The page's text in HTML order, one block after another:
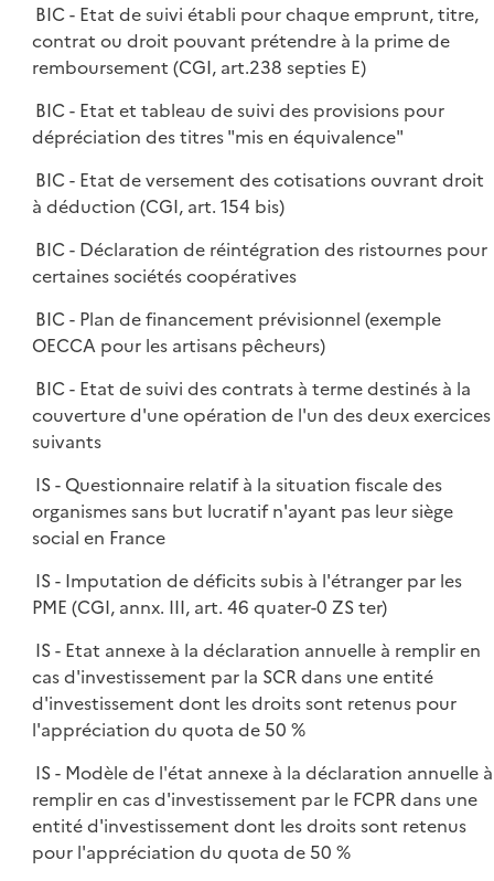
BIC - Etat de suivi établi pour chaque emprunt, titre,
contrat ou droit pouvant prétendre à la prime de
remboursement (CGI, art.238 septies E)
BIC - Etat et tableau de suivi des provisions pour
dépréciation des titres "mis en équivalence"
BIC - Etat de versement des cotisations ouvrant droit
à déduction (CGI, art. 154 bis)
BIC - Déclaration de réintégration des ristournes pour
certaines sociétés coopératives
BIC - Plan de financement prévisionnel (exemple
OECCA pour les artisans pêcheurs)
BIC - Etat de suivi des contrats à terme destinés à la
couverture d'une opération de l'un des deux exercices
suivants
IS - Questionnaire relatif à la situation fiscale des
organismes sans but lucratif n'ayant pas leur siège
social en France
IS - Imputation de déficits subis à l'étranger par les
PME (CGI, annx. III, art. 46 quater-0 ZS ter)
IS - Etat annexe à la déclaration annuelle à remplir en
cas d'investissement par la SCR dans une entité
d'investissement dont les droits sont retenus pour
l'appréciation du quota de 50 %
IS - Modèle de l'état annexe à la déclaration annuelle à
remplir en cas d'investissement par le FCPR dans une
entité d'investissement dont les droits sont retenus
pour l'appréciation du quota de 50 %